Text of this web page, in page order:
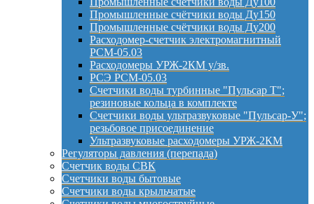
Промышленные счётчики воды Ду150
Промышленные счётчики воды Ду200
Расходомер-счетчик электромагнитный
РСМ-05.03
Расходомеры УРЖ-2КМ у/зв.
РСЭ РСМ-05.03
Счетчики воды турбинные "Пульсар Т";
резиновые кольца в комплекте
Счетчики воды ультразвуковые "Пульсар-У";
резьбовое присоединение
Ультразвуковые расходомеры УРЖ-2КМ
Регуляторы давления (перепада)
Счетчик воды СВК
Счетчики воды бытовые
Счетчики воды крыльчатые